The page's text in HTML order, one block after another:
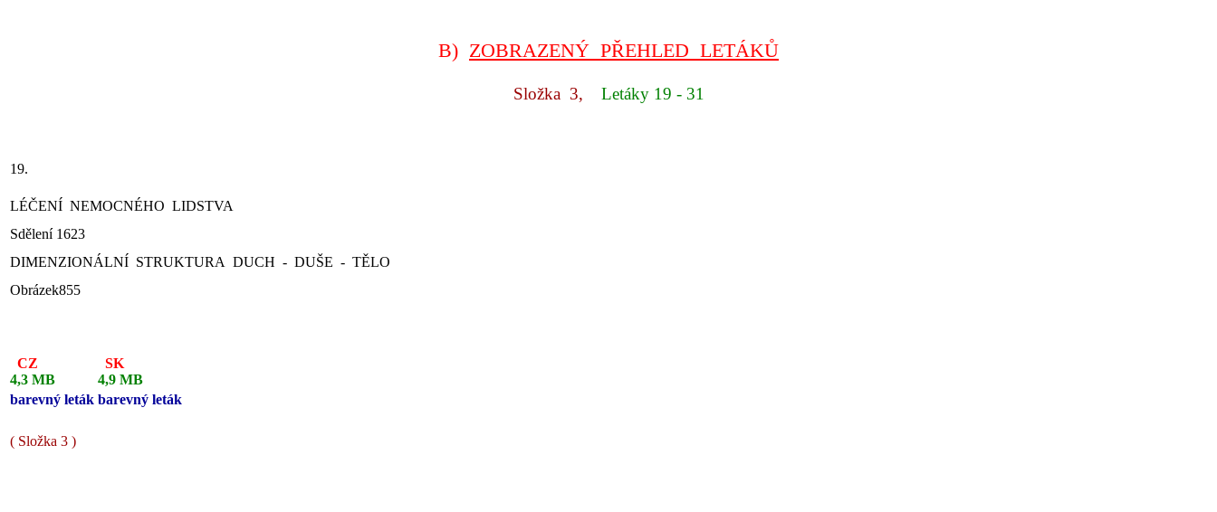
B) ZOBRAZENÝ PŘEHLED LETÁKŮ
Složka 3, Letáky 19 - 31
19.
LÉČENÍ NEMOCNÉHO LIDSTVA
Sdělení 1623
DIMENZIONÁLNÍ STRUKTURA DUCH - DUŠE - TĚLO
Obrázek855
CZ
4,3 MB
barevný leták
SK
4,9 MB
barevný leták
( Složka 3 )